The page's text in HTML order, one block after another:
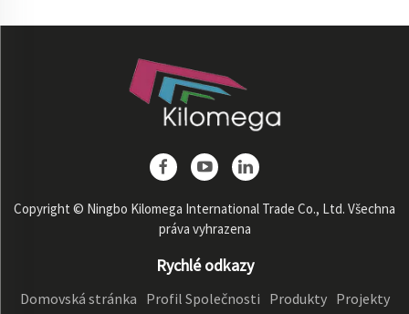
Copyright © Ningbo Kilomega International Trade Co., Ltd. Všechna
práva vyhrazena
Rychlé odkazy
Domovská stránka Profil Společnosti Produkty Projekty